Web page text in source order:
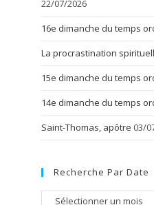
22/07/2026
16e dimanche du temps
La procrastination
15e dimanche du temps
14e dimanche du temps
Saint-Thomas, apôtre 03/
Recherche Par Date
Recherche